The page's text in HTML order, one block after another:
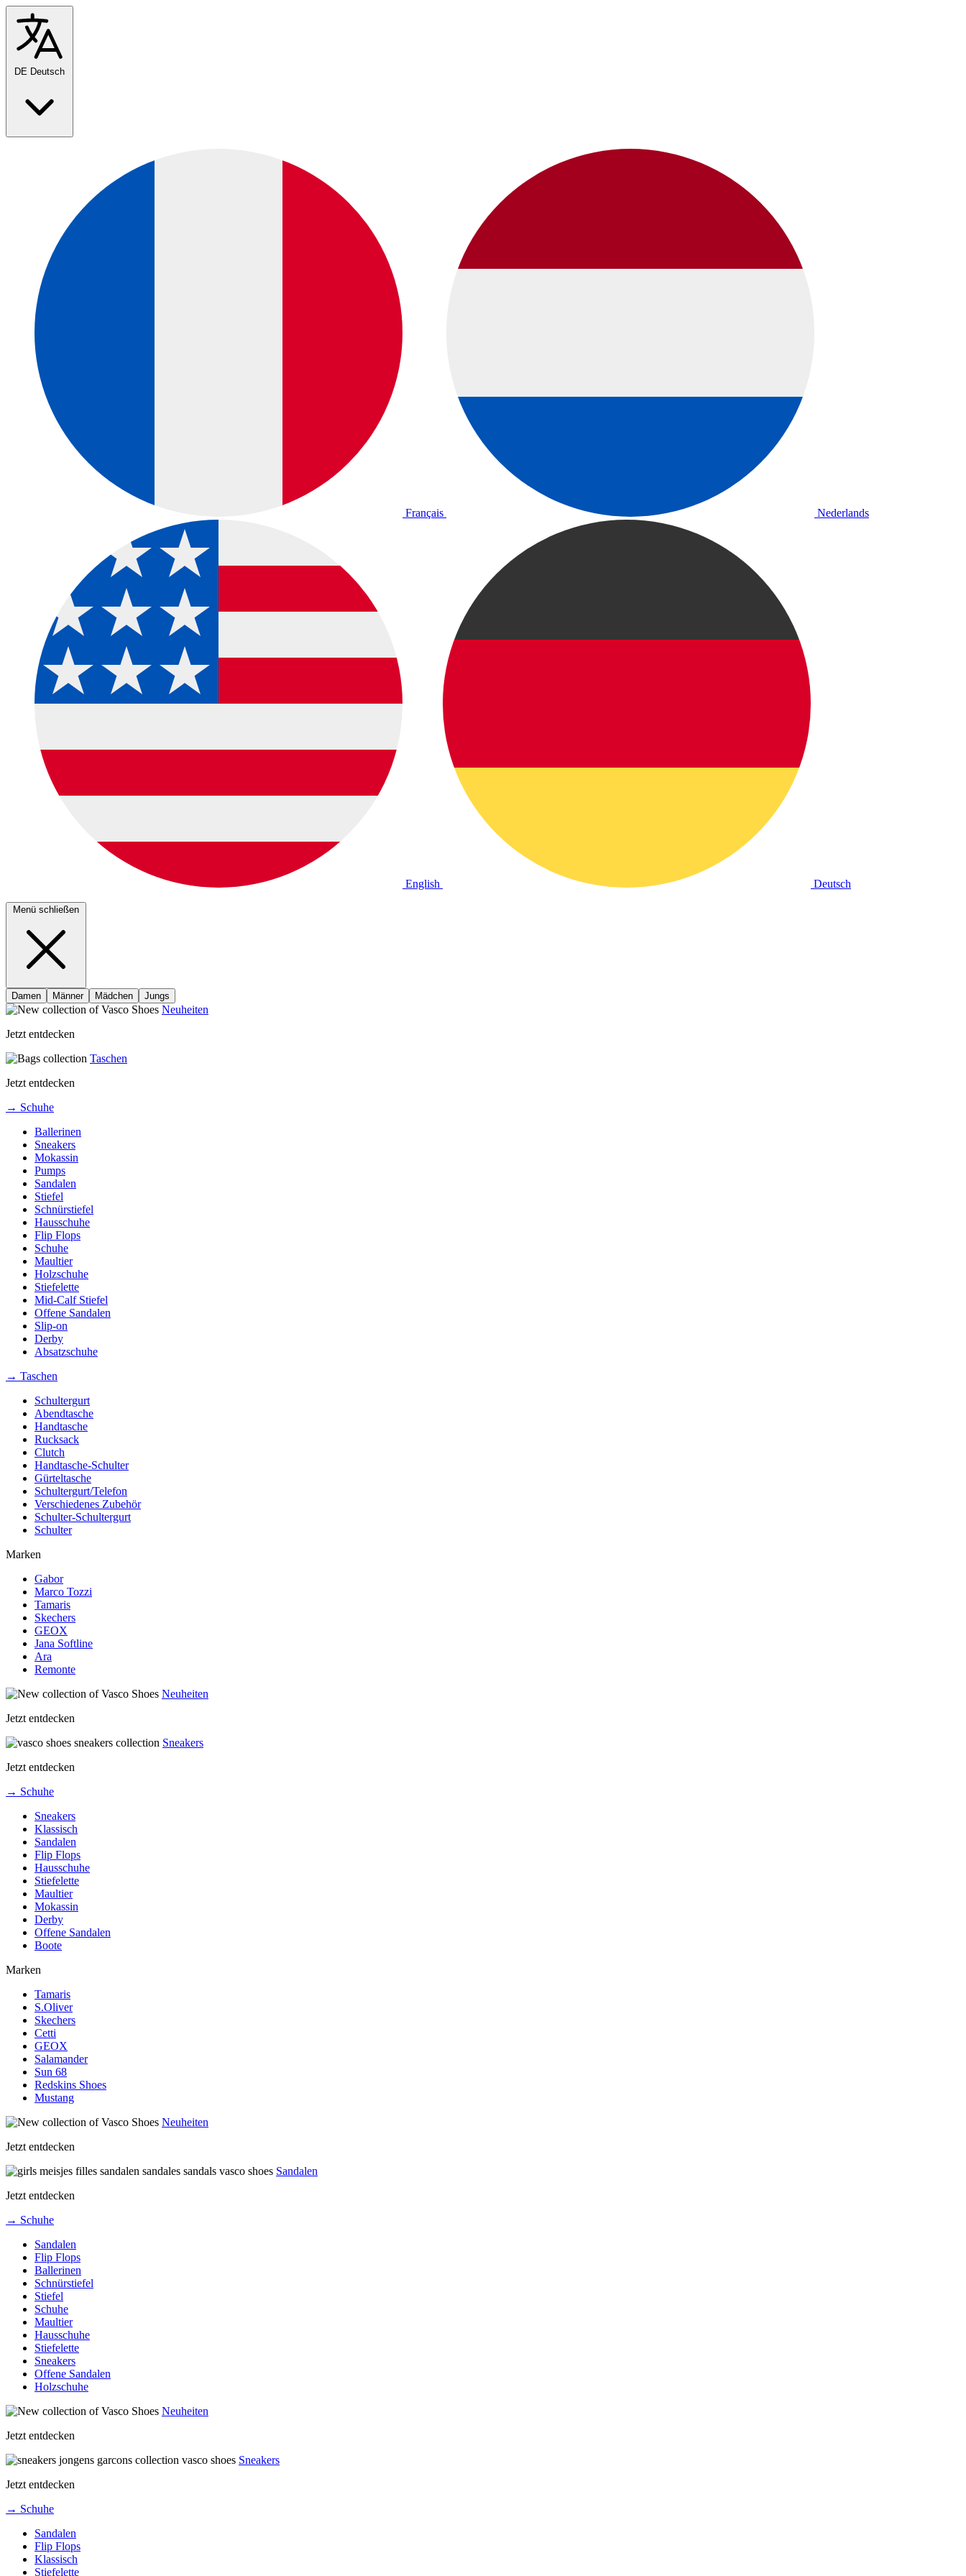
DE Deutsch
Français Nederlands
English Deutsch
Menü schließen
Damen Männer Mädchen Jungs
Neuheiten
Jetzt entdecken
Taschen
Jetzt entdecken
→ Schuhe
Ballerinen
Sneakers
Mokassin
Pumps
Sandalen
Stiefel
Schnürstiefel
Hausschuhe
Flip Flops
Schuhe
Maultier
Holzschuhe
Stiefelette
Mid-Calf Stiefel
Offene Sandalen
Slip-on
Derby
Absatzschuhe
→ Taschen
Schultergurt
Abendtasche
Handtasche
Rucksack
Clutch
Handtasche-Schulter
Gürteltasche
Schultergurt/Telefon
Verschiedenes Zubehör
Schulter-Schultergurt
Schulter
Marken
Gabor
Marco Tozzi
Tamaris
Skechers
GEOX
Jana Softline
Ara
Remonte
Neuheiten
Jetzt entdecken
Sneakers
Jetzt entdecken
→ Schuhe
Sneakers
Klassisch
Sandalen
Flip Flops
Hausschuhe
Stiefelette
Maultier
Mokassin
Derby
Offene Sandalen
Boote
Marken
Tamaris
S.Oliver
Skechers
Cetti
GEOX
Salamander
Sun 68
Redskins Shoes
Mustang
Neuheiten
Jetzt entdecken
Sandalen
Jetzt entdecken
→ Schuhe
Sandalen
Flip Flops
Ballerinen
Schnürstiefel
Stiefel
Schuhe
Maultier
Hausschuhe
Stiefelette
Sneakers
Offene Sandalen
Holzschuhe
Neuheiten
Jetzt entdecken
Sneakers
Jetzt entdecken
→ Schuhe
Sandalen
Flip Flops
Klassisch
Stiefelette